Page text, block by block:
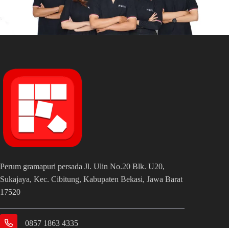
Perum gramapuri persada Jl. Ulin No.20 Blk. U20,
Sukajaya, Kec. Cibitung, Kabupaten Bekasi, Jawa Barat
17520
0857 1863 4335